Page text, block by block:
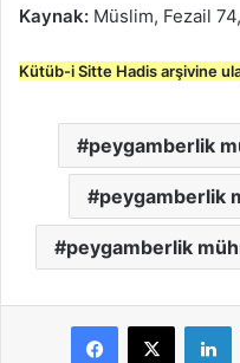
Kaynak: Müslim, Fezail
Kütüb-i Sitte Hadis arşivine
peygamberlik
peygamberlik
peygamberlik